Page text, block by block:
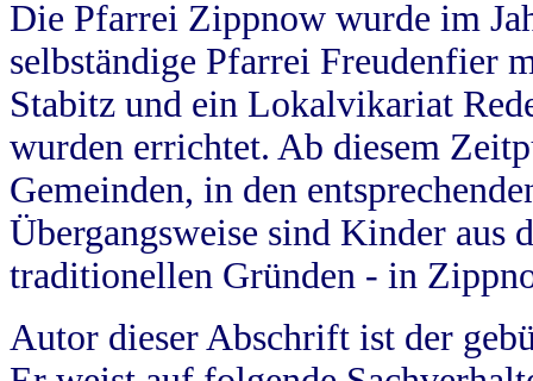
Die Pfarrei Zippnow wurde im
selbständige Pfarrei Freudenfier
Stabitz und ein Lokalvikariat
wurden errichtet. Ab diesem
Gemeinden, in den
Übergangsweise sind Kinder aus
traditionellen Gründen - in
Autor dieser Abschrift ist der